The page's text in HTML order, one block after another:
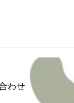
げたい。
わせ